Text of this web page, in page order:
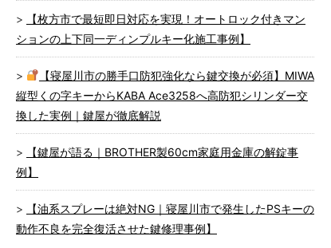
【枚方市で最短即日対応を実現！オートロック付きマン
ションの上下同一ディンプルキー化施工事例】
【寝屋川市の勝手口防犯強化なら鍵交換が必須】MIWA
縦型くの字キーからKABA Ace3258へ高防犯シリンダー交
換した実例｜鍵屋が徹底解説
【鍵屋が語る｜BROTHER製60cm家庭用金庫の解錠事
例】
【油系スプレーは絶対NG｜寝屋川市で発生したPSキーの
動作不良を完全復活させた鍵修理事例】